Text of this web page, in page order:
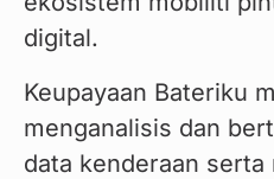
digital.
Keupayaan Bateriku
menganalisis dan
data kenderaan